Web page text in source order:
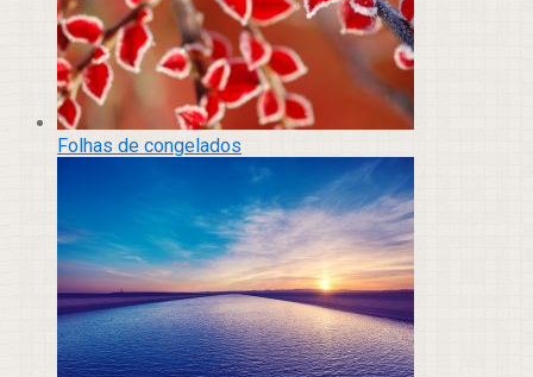
Folhas de congelados